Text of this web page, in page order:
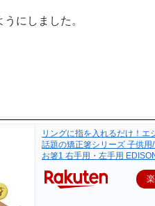
にしました。
リングに指を入れるだけ！エ
話題の矯正箸シリーズ 子供用
お箸1 右手用・左手用